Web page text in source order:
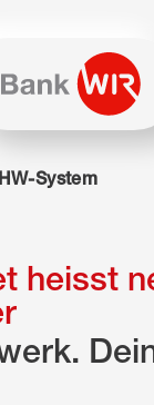
Seite wird
System
heisst